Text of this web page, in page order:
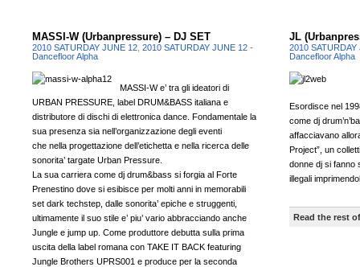
MASSI-W (Urbanpressure) – DJ SET
2010 SATURDAY JUNE 12 2010 SATURDAY JUNE 12 -
Dancefloor Alpha
MASSI-W e’ tra gli ideatori di
URBAN PRESSURE, label DRUM&BASS italiana e
distributore di dischi di elettronica dance. Fondamentale la
sua presenza sia nell’organizzazione degli eventi
che nella progettazione dell’etichetta e nella ricerca delle
sonorita’ targate Urban Pressure.
La sua carriera come dj drum&bass si forgia al Forte
Prenestino dove si esibisce per molti anni in memorabili
set dark techstep, dalle sonorita’ epiche e struggenti,
ultimamente il suo stile e’ piu’ vario abbracciando anche
Jungle e jump up. Come produttore debutta sulla prima
uscita della label romana con TAKE IT BACK featuring
Jungle Brothers UPRS001 e produce per la seconda
JL
2010 SATURDAY
Dancefloor Alpha
Esordisce nel
come dj
affacciavano
Project”, un
donne dj si fanno
illegali
Read the rest